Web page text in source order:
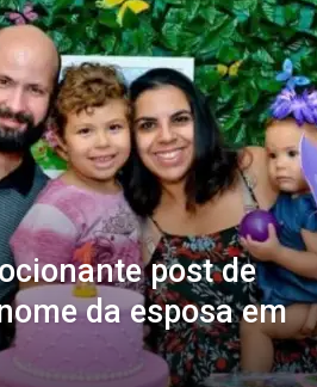
post de
da esposa em